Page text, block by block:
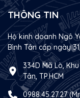
THÔNG TIN
Hộ kinh doanh Ngô
Bình Tân cấp ngày
334D Mã Lò,
Tân, TP.HCM
0988.45.27.27